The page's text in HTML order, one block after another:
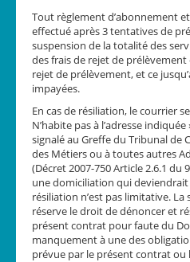
Tout règlement d’abonnement
effectué après 3 tentatives de
suspension de la totalité des
des frais de rejet de
rejet de prélèvement, et ce
impayées.
En cas de résiliation, le courrier
N’habite pas à l’adresse
signalé au Greffe du Tribunal de
des Métiers ou à toutes autres
(Décret 2007-750 Article 2.6.1 du
une domiciliation qui deviendrait
résiliation n’est pas limitative.
réserve le droit de dénoncer et
présent contrat pour faute du
manquement à une des
prévue par le présent contrat